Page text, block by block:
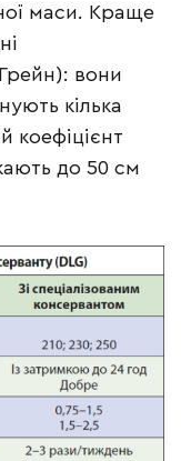
маси. Краще
вони
кілька
коефіцієнт
до 50 см